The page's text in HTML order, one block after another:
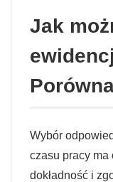
Jak
Wybór
czasu pracy ma
dokładność i